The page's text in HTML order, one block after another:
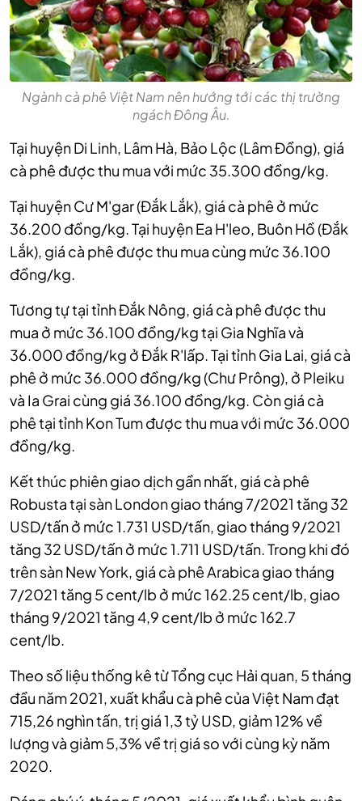
Ngành cà phê Việt Nam nên hướng tới các thị trường
ngách Đông Âu.
Tại huyện Di Linh, Lâm Hà, Bảo Lộc (Lâm Đồng), giá
cà phê được thu mua với mức 35.300 đồng/kg.
Tại huyện Cư M'gar (Đắk Lắk), giá cà phê ở mức
36.200 đồng/kg. Tại huyện Ea H'leo, Buôn Hồ (Đắk
Lắk), giá cà phê được thu mua cùng mức 36.100
đồng/kg.
Tương tự tại tỉnh Đắk Nông, giá cà phê được thu
mua ở mức 36.100 đồng/kg tại Gia Nghĩa và
36.000 đồng/kg ở Đắk R'lấp. Tại tỉnh Gia Lai, giá cà
phê ở mức 36.000 đồng/kg (Chư Prông), ở Pleiku
và Ia Grai cùng giá 36.100 đồng/kg. Còn giá cà
phê tại tỉnh Kon Tum được thu mua với mức 36.000
đồng/kg.
Kết thúc phiên giao dịch gần nhất, giá cà phê
Robusta tại sàn London giao tháng 7/2021 tăng 32
USD/tấn ở mức 1.731 USD/tấn, giao tháng 9/2021
tăng 32 USD/tấn ở mức 1.711 USD/tấn. Trong khi đó
trên sàn New York, giá cà phê Arabica giao tháng
7/2021 tăng 5 cent/lb ở mức 162.25 cent/lb, giao
tháng 9/2021 tăng 4,9 cent/lb ở mức 162.7
cent/lb.
Theo số liệu thống kê từ Tổng cục Hải quan, 5 tháng
đầu năm 2021, xuất khẩu cà phê của Việt Nam đạt
715,26 nghìn tấn, trị giá 1,3 tỷ USD, giảm 12% về
lượng và giảm 5,3% về trị giá so với cùng kỳ năm
2020.